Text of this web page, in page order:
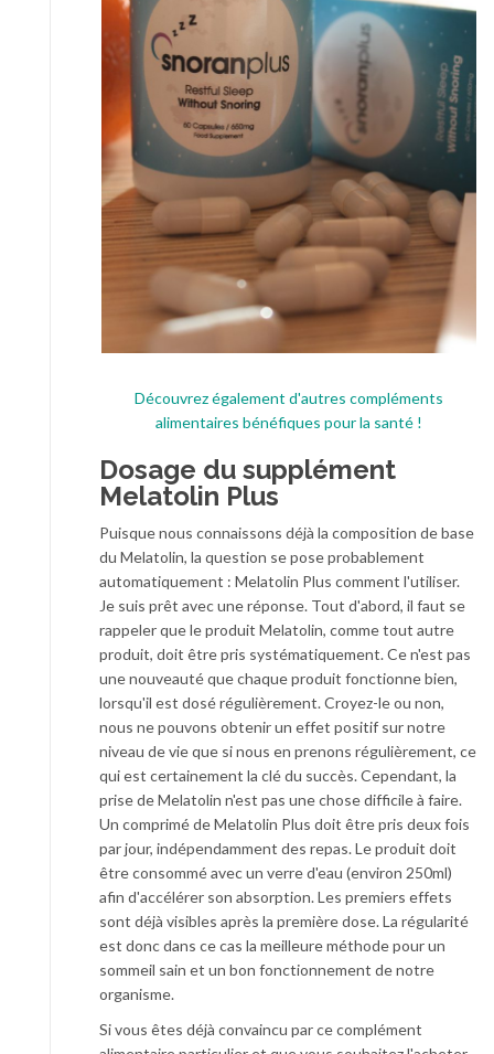
Découvrez également d'autres compléments
alimentaires bénéfiques pour la santé !
Dosage du supplément
Melatolin Plus
Puisque nous connaissons déjà la composition de base
du Melatolin, la question se pose probablement
automatiquement : Melatolin Plus comment l'utiliser.
Je suis prêt avec une réponse. Tout d'abord, il faut se
rappeler que le produit Melatolin, comme tout autre
produit, doit être pris systématiquement. Ce n'est pas
une nouveauté que chaque produit fonctionne bien,
lorsqu'il est dosé régulièrement. Croyez-le ou non,
nous ne pouvons obtenir un effet positif sur notre
niveau de vie que si nous en prenons régulièrement, ce
qui est certainement la clé du succès. Cependant, la
prise de Melatolin n'est pas une chose difficile à faire.
Un comprimé de Melatolin Plus doit être pris deux fois
par jour, indépendamment des repas. Le produit doit
être consommé avec un verre d'eau (environ 250ml)
afin d'accélérer son absorption. Les premiers effets
sont déjà visibles après la première dose. La régularité
est donc dans ce cas la meilleure méthode pour un
sommeil sain et un bon fonctionnement de notre
organisme.
Si vous êtes déjà convaincu par ce complément